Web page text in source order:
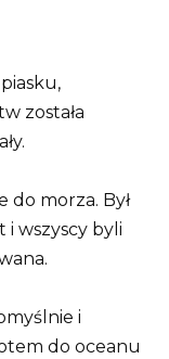
została
do morza. Był
wszyscy byli
i
do oceanu